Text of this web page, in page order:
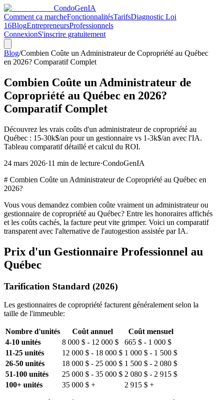
CondoGenIA
Comment ça marcheFonctionnalitésTarifsDiagnostic Loi
16BlogEntrepreneursProfessionnels
ConnexionS'inscrire gratuitement
Blog/Combien Coûte un Administrateur de Copropriété au Québec
en 2026? Comparatif Complet
Combien Coûte un Administrateur de
Copropriété au Québec en 2026?
Comparatif Complet
Découvrez les vrais coûts d'un administrateur de copropriété au
Québec : 15-30k$/an pour un gestionnaire vs 1-3k$/an avec l'IA.
Tableau comparatif détaillé et calcul du ROI.
24 mars 2026·11 min de lecture·CondoGenIA
# Combien Coûte un Administrateur de Copropriété au Québec en
2026?
Vous vous demandez combien coûte vraiment un administrateur ou
gestionnaire de copropriété au Québec? Entre les honoraires affichés
et les coûts cachés, la facture peut vite grimper. Voici un comparatif
transparent avec l'alternative de l'autogestion assistée par IA.
Prix d'un Gestionnaire Professionnel au
Québec
Tarification Standard (2026)
Les gestionnaires de copropriété facturent généralement selon la
taille de l'immeuble:
Nombre d'unités Coût annuel
Coût mensuel
4-10 unités
8 000 $ - 12 000 $
665 $ - 1 000 $
11-25 unités
12 000 $ - 18 000 $ 1 000 $ - 1 500 $
26-50 unités
18 000 $ - 25 000 $ 1 500 $ - 2 080 $
51-100 unités
25 000 $ - 35 000 $ 2 080 $ - 2 915 $
100+ unités
35 000 $ + 2 915 $ +